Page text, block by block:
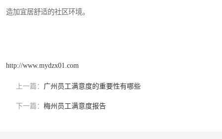
造加宜居舒适的社区环境。
http://www.mydzx01.com
上一篇： 广州员工满意度的重要性有哪些
下一篇： 梅州员工满意度报告